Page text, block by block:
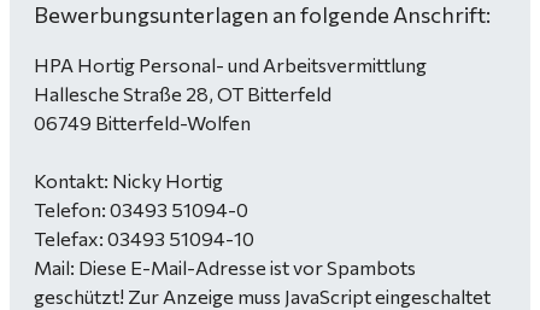
Bewerbungsunterlagen an folgende Anschrift:
HPA Hortig Personal- und Arbeitsvermittlung
Hallesche Straße 28, OT Bitterfeld
06749 Bitterfeld-Wolfen
Kontakt: Nicky Hortig
Telefon: 03493 51094-0
Telefax: 03493 51094-10
Mail: Diese E-Mail-Adresse ist vor Spambots
geschützt! Zur Anzeige muss JavaScript eingeschaltet